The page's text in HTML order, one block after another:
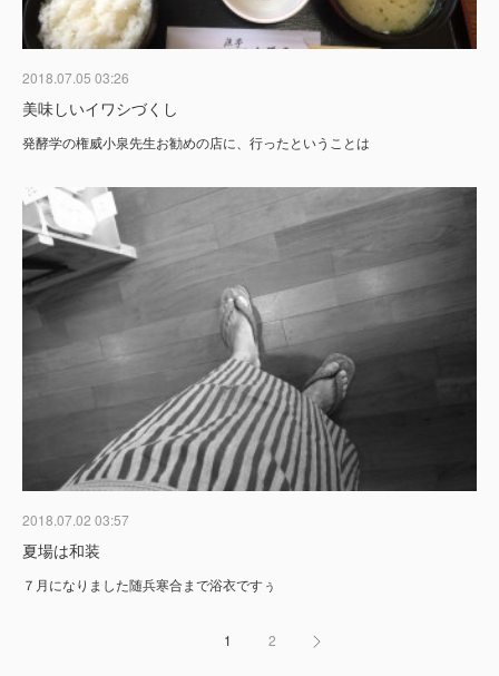
2018.07.05 03:26
美味しいイワシづくし
発酵学の権威小泉先生お勧めの店に、行ったということは
2018.07.02 03:57
夏場は和装
７月になりました随兵寒合まで浴衣ですぅ
1 2